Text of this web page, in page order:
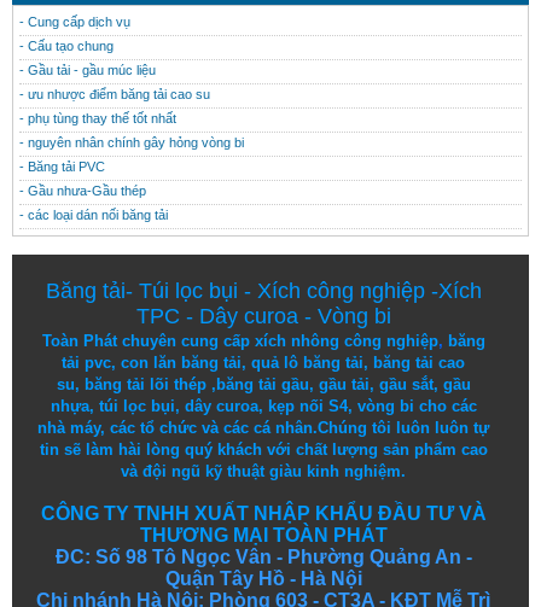
- Cung cấp dịch vụ
- Cấu tạo chung
- Gầu tải - gầu múc liệu
- ưu nhược điểm băng tải cao su
- phụ tùng thay thế tốt nhất
- nguyên nhân chính gây hỏng vòng bi
- Băng tải PVC
- Gầu nhưa-Gầu thép
- các loại dán nối băng tải
Băng tải- Túi lọc bụi - Xích công nghiệp-Xích
TPC - Dây curoa- Vòng bi
Toàn Phát chuyên cung cấp xích nhông công nghiệp, băng
tải pvc,con lăn băng tải,quả lô băng tải, băng tải cao
su, băng tải lõi thép, băng tải gầu, gầu tải, gầu sắt, gầu
nhựa, túi lọc bụi, dây curoa, kẹp nối S4, vòng bi cho các
nhà máy, các tổ chức và các cá nhân.Chúng tôi luôn luôn tự
tin sẽ làm hài lòng quý khách với chất lượng sảnphẩm cao
vàđội ngũ kỹ thuậtgiàu kinh nghiệm.
CÔNG TY TNHH XUẤT NHẬP KHẨU ĐẦU TƯ VÀ
THƯƠNG MẠI TOÀN PHÁT
ĐC: Số 98 Tô Ngọc Vân - Phường Quảng An -
Quận Tây Hồ - Hà Nội
Chi nhánh Hà Nội: Phòng 603 - CT3A - KĐT Mễ Trì